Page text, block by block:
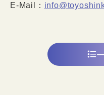
E-Mail：